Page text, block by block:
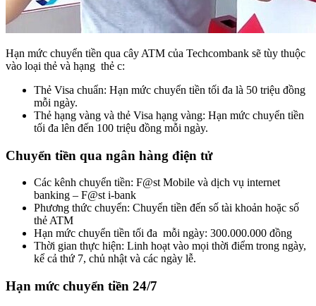
Hạn mức chuyển tiền qua cây ATM của Techcombank sẽ tùy thuộc
vào loại thẻ và hạng thẻ c:
Thẻ Visa chuẩn: Hạn mức chuyển tiền tối đa là 50 triệu đồng
mỗi ngày.
Thẻ hạng vàng và thẻ Visa hạng vàng: Hạn mức chuyển tiền
tối đa lên đến 100 triệu đồng mỗi ngày.
Chuyển tiền qua ngân hàng điện tử
Các kênh chuyển tiền: F@st Mobile và dịch vụ internet
banking – F@st i-bank
Phương thức chuyển: Chuyển tiền đến số tài khoản hoặc số
thẻ ATM
Hạn mức chuyển tiền tối đa mỗi ngày: 300.000.000 đồng
Thời gian thực hiện: Linh hoạt vào mọi thời điểm trong ngày,
kể cả thứ 7, chủ nhật và các ngày lễ.
Hạn mức chuyển tiền 24/7